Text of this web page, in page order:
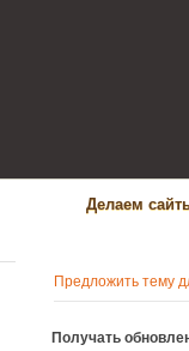
Делаем
Предложить тему
Получать